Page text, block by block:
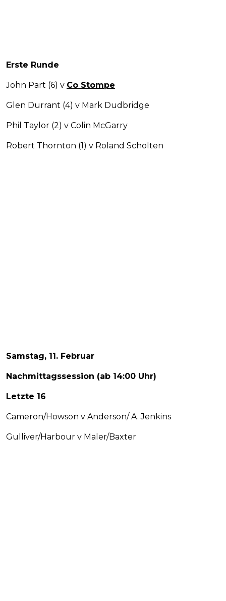
Erste Runde
John Part (6) v Co Stompe
Glen Durrant (4) v Mark Dudbridge
Phil Taylor (2) v Colin McGarry
Robert Thornton (1) v Roland Scholten
Samstag, 11. Februar
Nachmittagssession (ab 14:00 Uhr)
Letzte 16
Cameron/Howson v Anderson/ A. Jenkins
Gulliver/Harbour v Maler/Baxter